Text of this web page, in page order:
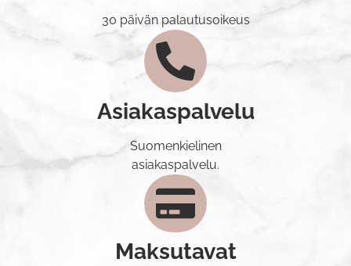
30 päivän palautusoikeus
Asiakaspalvelu
Suomenkielinen
asiakaspalvelu.
Maksutavat